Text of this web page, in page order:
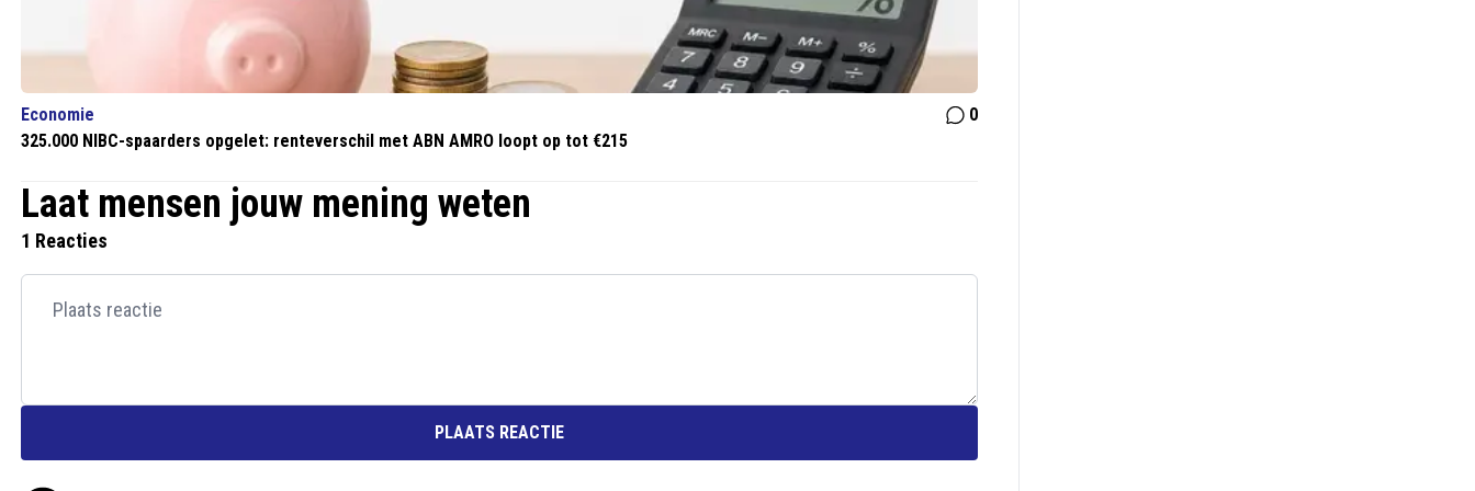
Economie
0
325.000 NIBC-spaarders opgelet: renteverschil met ABN AMRO loopt op tot €215
Laat mensen jouw mening weten
1 Reacties
PLAATS REACTIE